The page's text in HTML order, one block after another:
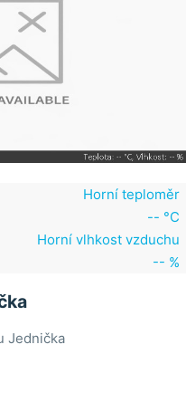
Horní teploměr
-- °C
Horní vlhkost vzduchu
-- %
Jednička